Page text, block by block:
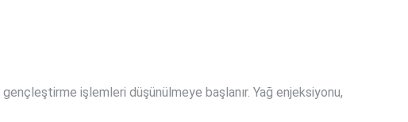
işlemleri düşünülmeye başlanır. Yağ enjeksiyonu,